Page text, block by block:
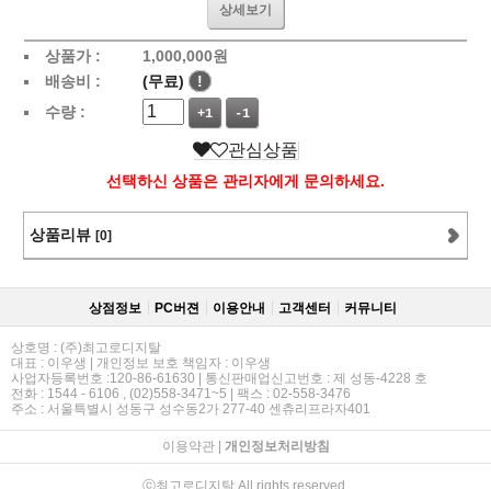
상세보기
상품가 : 1,000,000원
배송비 :
(무료)
!
수량 :
+1 -1
관심상품
선택하신 상품은 관리자에게 문의하세요.
상품리뷰 [0]
상점정보 PC버젼 이용안내 고객센터 커뮤니티
상호명 : (주)최고로디지탈
대표 : 이우생 | 개인정보 보호 책임자 : 이우생
사업자등록번호 :120-86-61630 | 통신판매업신고번호 : 제 성동-4228 호
전화 : 1544 - 6106 , (02)558-3471~5 | 팩스 : 02-558-3476
주소 : 서울특별시 성동구 성수동2가 277-40 센츄리프라자401
이용약관| 개인정보처리방침
ⓒ최고로디지탈 All rights reserved.